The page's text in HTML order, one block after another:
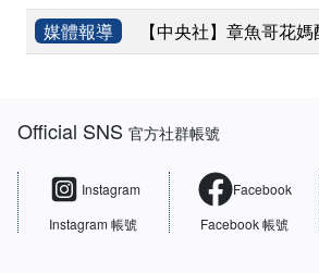
媒體報導
【中央社】章魚哥花
Official SNS官方社群帳號
Instagram
Instagram 帳號
Facebook
Facebook 帳號